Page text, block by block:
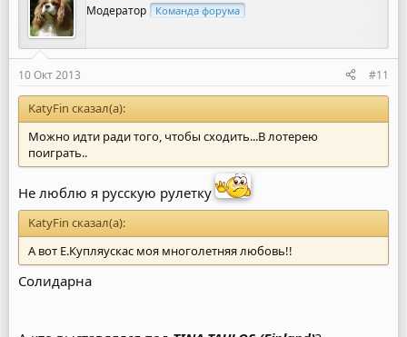
Модератор Команда форума
10 Окт 2013 #11
KatyFin сказал(а):
Можно идти ради того, чтобы сходить...В лотерею
поиграть..
Не люблю я русскую рулетку
KatyFin сказал(а):
А вот Е.Купляускас моя многолетняя любовь!!
Солидарна